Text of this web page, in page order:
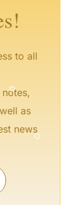
to all
as
news
°